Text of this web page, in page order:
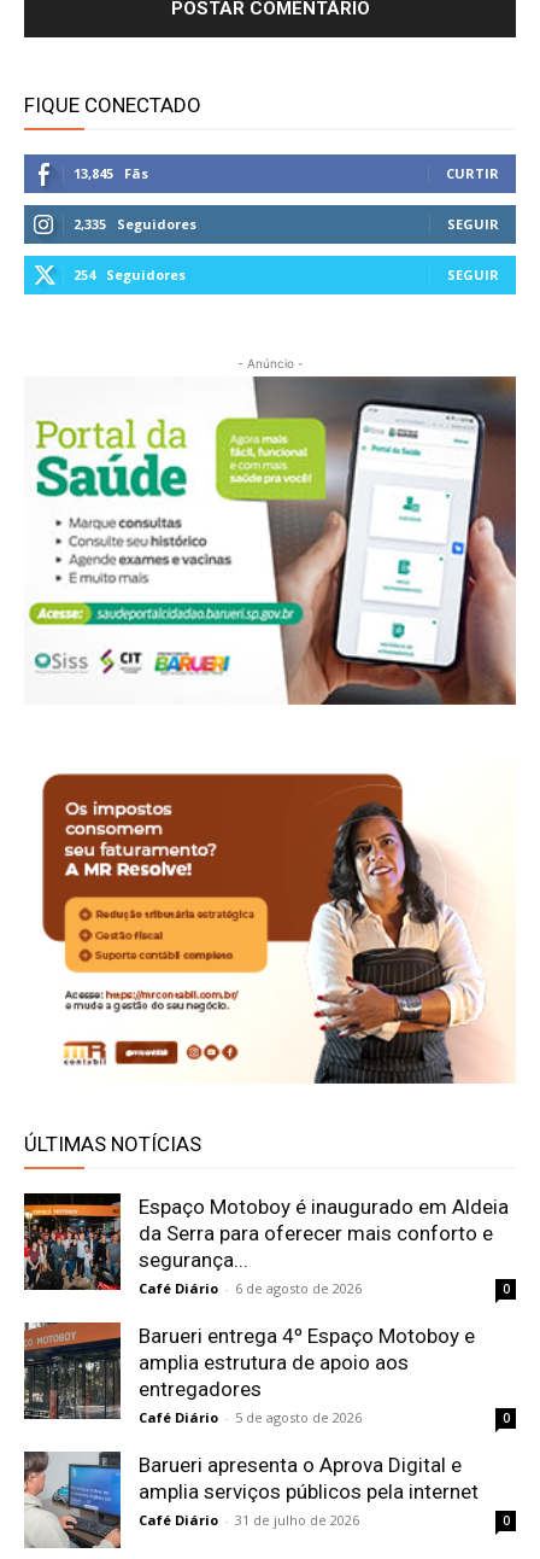
FIQUE CONECTADO
13,845 Fãs CURTIR
2,335 Seguidores SEGUIR
254 Seguidores SEGUIR
- Anúncio -
ÚLTIMAS NOTÍCIAS
Espaço Motoboy é inaugurado em Aldeia
da Serra para oferecer mais conforto e
segurança...
Café Diário - 6 de agosto de 2026 0
Barueri entrega 4º Espaço Motoboy e
amplia estrutura de apoio aos
entregadores
Café Diário - 5 de agosto de 2026 0
Barueri apresenta o Aprova Digital e
amplia serviços públicos pela internet
Café Diário - 31 de julho de 2026 0